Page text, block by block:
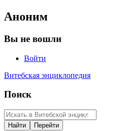
Аноним
Вы не вошли
Войти
Витебская энциклопедия
Поиск